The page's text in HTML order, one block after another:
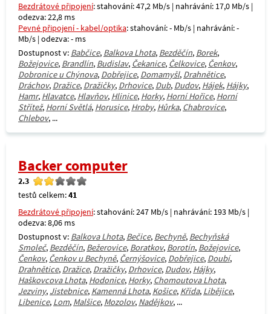
Bezdrátové připojení: stahování: 47,2 Mb/s | nahrávání: 17,0 Mb/s |
odezva: 22,8 ms
Pevné připojení - kabel/optika: stahování: - Mb/s | nahrávání: -
Mb/s | odezva: - ms
Dostupnost v: Babčice, Balkova Lhota, Bezděčín, Borek,
Božejovice, Brandlín, Budislav, Čekanice, Čelkovice, Čenkov,
Dobronice u Chýnova, Dobřejice, Domamyšl, Drahnětice,
Dráchov, Dražice, Dražičky, Drhovice, Dub, Dudov, Hájek, Hájky,
Hamr, Hlavatce, Hlavňov, Hlinice, Horky, Horní Hořice, Horní
Střítež, Horní Světlá, Horusice, Hroby, Hůrka, Chabrovice,
Chlebov, ...
Backer computer
2.3
testů celkem:41
Bezdrátové připojení: stahování: 247 Mb/s | nahrávání: 193 Mb/s |
odezva: 8,06 ms
Dostupnost v: Balkova Lhota, Bečice, Bechyně, Bechyňská
Smoleč, Bezděčín, Bežerovice, Boratkov, Borotín, Božejovice,
Čenkov, Čenkov u Bechyně, Černýšovice, Dobřejice, Doubí,
Drahnětice, Dražice, Dražičky, Drhovice, Dudov, Hájky,
Haškovcova Lhota, Hodonice, Horky, Chomoutova Lhota,
Jezviny, Jistebnice, Kamenná Lhota, Košice, Křída, Libějice,
Libenice, Lom, Malšice, Mozolov, Nadějkov, ...